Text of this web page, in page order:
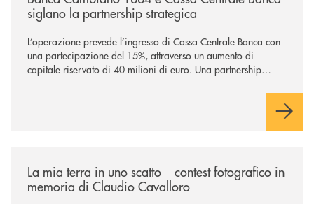
siglano la partnership strategica
L’operazione prevede l’ingresso di Cassa Centrale Banca con
una partecipazione del 15%, attraverso un aumento di
capitale riservato di 40 milioni di euro. Una partnership
comuni e sulla prossimità ai territori, per ampliare l’offerta e
La mia terra in uno scatto – contest fotografico in
memoria di Claudio Cavalloro